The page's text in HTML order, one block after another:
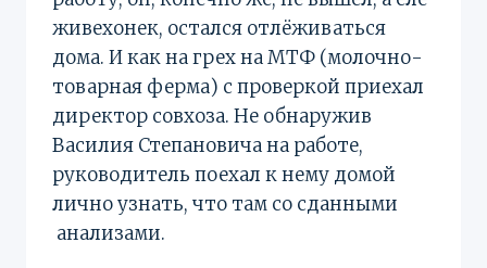
живехонек, остался отлёживаться
дома. И как на грех на МТФ (молочно-
товарная ферма) с проверкой приехал
директор совхоза. Не обнаружив
Василия Степановича на работе,
руководитель поехал к нему домой
лично узнать, что там со сданными
анализами.